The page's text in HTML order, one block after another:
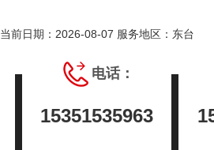
当前日期：2026-08-07 服务地区：东台
电话：
15351535963